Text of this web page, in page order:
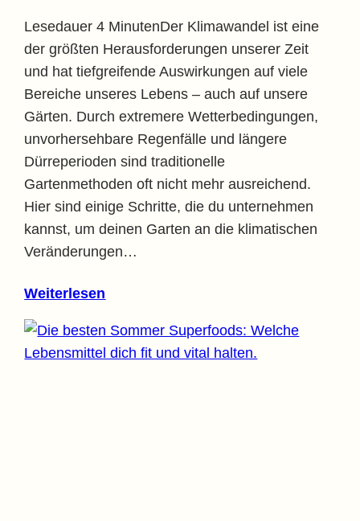
Lesedauer 4 MinutenDer Klimawandel ist eine
der größten Herausforderungen unserer Zeit
und hat tiefgreifende Auswirkungen auf viele
Bereiche unseres Lebens – auch auf unsere
Gärten. Durch extremere Wetterbedingungen,
unvorhersehbare Regenfälle und längere
Dürreperioden sind traditionelle
Gartenmethoden oft nicht mehr ausreichend.
Hier sind einige Schritte, die du unternehmen
kannst, um deinen Garten an die klimatischen
Veränderungen…
Weiterlesen